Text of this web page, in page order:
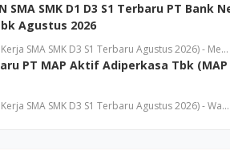
SMA SMK D1 D3 S1 Terbaru PT Bank
Agustus 2026
SMA SMK D3 S1 Terbaru Agustus 2026) - Me…
PT MAP Aktif Adiperkasa Tbk
SMA SMK D3 S1 Terbaru Agustus 2026) - Wa…